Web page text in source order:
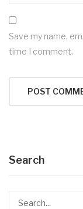
Save my name,
time I comment.
Search